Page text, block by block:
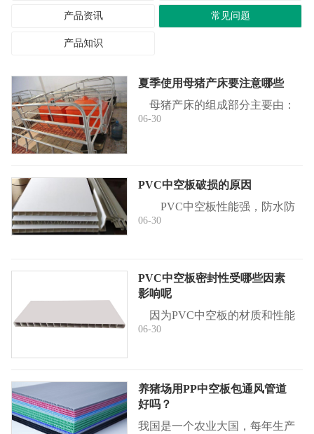
产品资讯 常见问题
产品知识
夏季使用母猪产床要注意哪些
母猪产床的组成部分主要由：
母猪定位架、仔猪围栏、仔猪保
响很是严重 ...
06-30
PVC中空板破损的原因
PVC中空板性能强，防水防
潮、耐腐蚀、承载力好、使用范
映遇到PVC中空板破损了，不知
道是什么原因 ...
06-30
PVC中空板密封性受哪些因素
影响呢
因为PVC中空板的材质和性能
决定了它与木板纸板的性能优
中空板更耐潮湿、腐蚀。所以P
VC中空板能在广大 ...
06-30
养猪场用PP中空板包通风管道
好吗？
我国是一个农业大国，每年生产